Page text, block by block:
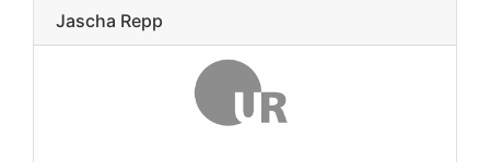
Jascha Repp